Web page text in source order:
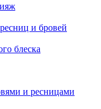
и бровей
блеска
и ресницами